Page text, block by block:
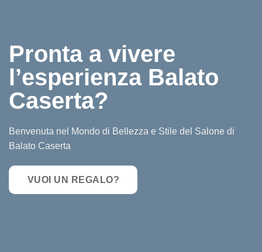
Pronta a vivere
l’esperienza Balato
Caserta?
Benvenuta nel Mondo di Bellezza e Stile del Salone di
Balato Caserta
VUOI UN REGALO?